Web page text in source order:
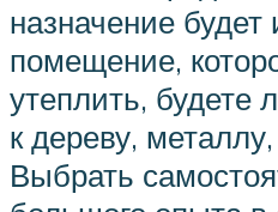
назначение будет
помещение,
утеплить, будете
к дереву,
Выбрать